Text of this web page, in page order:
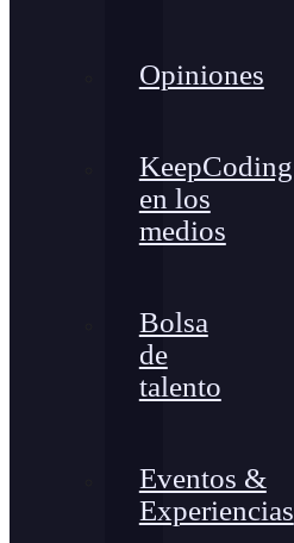
Opiniones
KeepCoding
en los
medios
Bolsa
de
talento
Eventos &
Experiencias